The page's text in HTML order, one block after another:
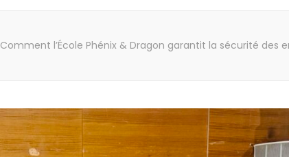
Comment l’École Phénix & Dragon garantit la sécurité des